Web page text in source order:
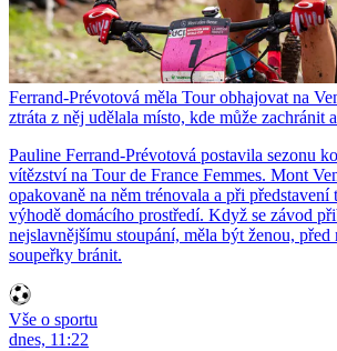
Ferrand-Prévotová měla Tour obhajovat na
ztráta z něj udělala místo, kde může zachránit
Pauline Ferrand-Prévotová postavila sezonu
vítězství na Tour de France Femmes. Mont
opakovaně na něm trénovala a při
výhodě domácího prostředí. Když se závod
nejslavnějšímu stoupání, měla být ženou, před
soupeřky bránit.
Vše o sportu
dnes, 11:22